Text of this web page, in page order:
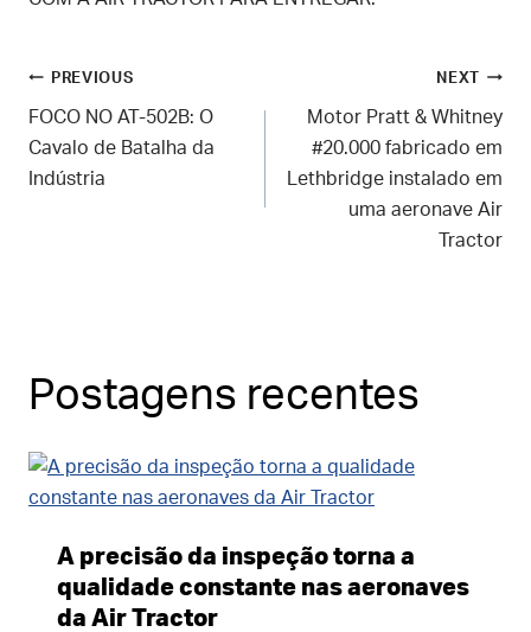
Navegação
de
Post
PREVIOUS
FOCO NO AT-502B: O
Cavalo de Batalha da
Indústria
NEXT
Motor Pratt & Whitney
#20.000 fabricado em
Lethbridge instalado em
uma aeronave Air
Tractor
Postagens recentes
A precisão da inspeção torna a
qualidade constante nas aeronaves
da Air Tractor